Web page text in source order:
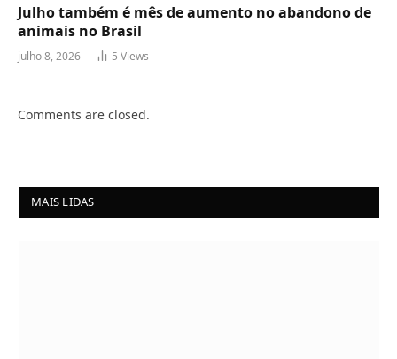
Julho também é mês de aumento no abandono de
animais no Brasil
julho 8, 2026 5 Views
Comments are closed.
MAIS LIDAS